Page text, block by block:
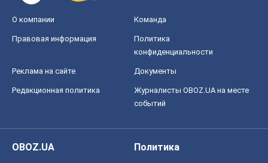
О компании Команда
Правовая информация
Политика
конфиденциальности
Реклама на сайте Документы
Редакционная политика
Журналисты OBOZ.UA на месте
событий
OBOZ.UA
Политика